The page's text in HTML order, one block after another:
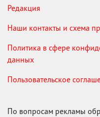
Редакция
Наши контакты и схема
Политика в сфере
данных
Пользовательское
По вопросам рекламы